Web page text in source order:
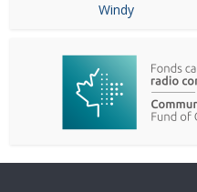
Windy